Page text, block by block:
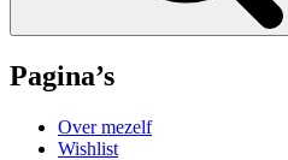
Pagina’s
Over mezelf
Wishlist